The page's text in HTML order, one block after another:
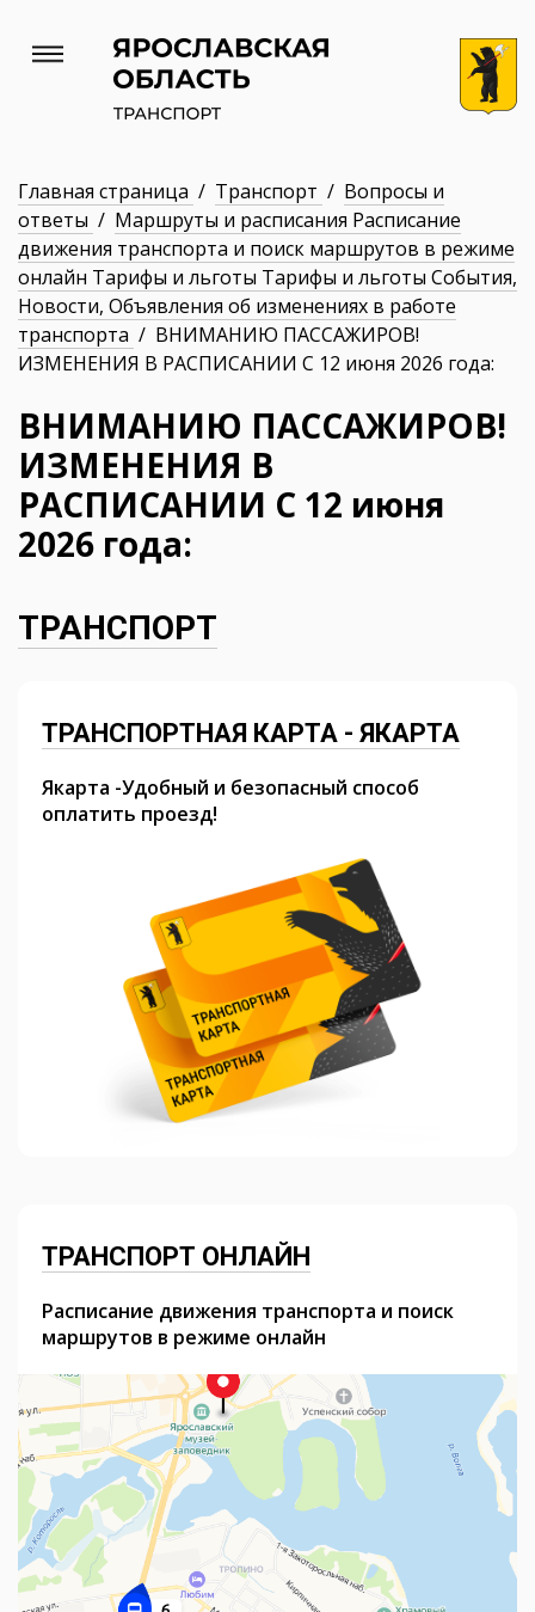
Главная страница / Транспорт / Вопросы и
ответы / Маршруты и расписания Расписание
движения транспорта и поиск маршрутов в режиме
онлайн Тарифы и льготы Тарифы и льготы События,
Новости, Объявления об изменениях в работе
транспорта / ВНИМАНИЮ ПАССАЖИРОВ!
ИЗМЕНЕНИЯ В РАСПИСАНИИ С 12 июня 2026 года:
ВНИМАНИЮ ПАССАЖИРОВ!
ИЗМЕНЕНИЯ В
РАСПИСАНИИ С 12 июня
2026 года:
ТРАНСПОРТ
ТРАНСПОРТНАЯ КАРТА - ЯКАРТА
Якарта -Удобный и безопасный способ
оплатить проезд!
ТРАНСПОРТ ОНЛАЙН
Расписание движения транспорта и поиск
маршрутов в режиме онлайн